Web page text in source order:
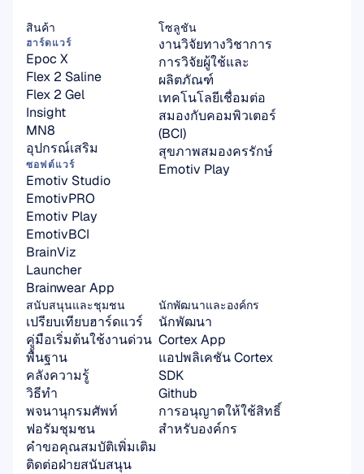
โซลูชัน
งานวิจัยทางวิชาการ
การวิจัยผู้ใช้และ
ผลิตภัณฑ์
เทคโนโลยีเชื่อมต่อ
สมองกับคอมพิวเตอร์
(BCI)
สุขภาพสมองครรักษ์
Emotiv Play
สินค้า
ฮาร์ดแวร์
Epoc X
Flex 2 Saline
Flex 2 Gel
Insight
MN8
อุปกรณ์เสริม
ซอฟต์แวร์
Emotiv Studio
EmotivPRO
Emotiv Play
EmotivBCI
BrainViz
Launcher
Brainwear App
สนับสนุนและชุมชน
เปรียบเทียบฮาร์ดแวร์
คู่มือเริ่มต้นใช้งานด่วน
พื้นฐาน
คลังความรู้
วิธีทำ
พจนานุกรมศัพท์
ฟอรัมชุมชน
คำขอคุณสมบัติเพิ่มเติม
ติดต่อฝ่ายสนับสนุน
นักพัฒนาและองค์กร
นักพัฒนา
Cortex App
แอปพลิเคชัน Cortex
SDK
Github
การอนุญาตให้ใช้สิทธิ์
สำหรับองค์กร